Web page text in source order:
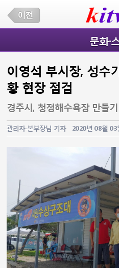
문화·
이영석 부시장, 성수
황 현장 점검
경주시, 청정해수욕장 만들
관리자-본부장님 기자 2020년 08월 03